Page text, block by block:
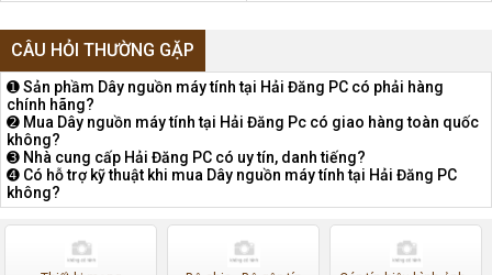
CÂU HỎI THƯỜNG GẶP
➊ Sản phầm Dây nguồn máy tính tại Hải Đăng PC có phải hàng
chính hãng?
➋ Mua Dây nguồn máy tính tại Hải Đăng Pc có giao hàng toàn quốc
không?
➌ Nhà cung cấp Hải Đăng PC có uy tín, danh tiếng?
➍ Có hỗ trợ kỹ thuật khi mua Dây nguồn máy tính tại Hải Đăng PC
không?